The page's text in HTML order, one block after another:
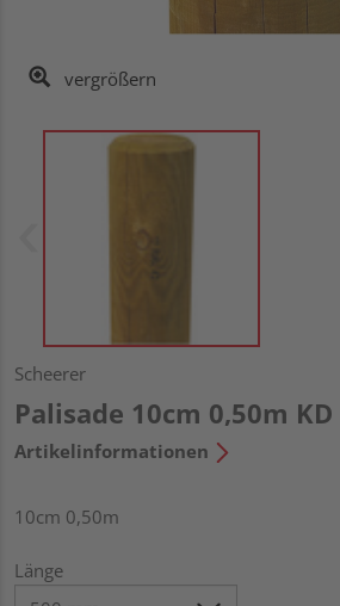
vergrößern
Scheerer
Palisade 10cm 0,50m KD
Artikelinformationen
10cm 0,50m
Länge